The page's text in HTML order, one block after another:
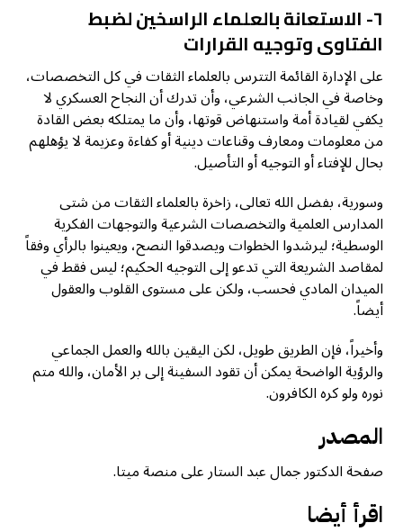
٦- الاستعانة بالعلماء الراسخين لضبط
الفتاوى وتوجيه القرارات
على الإدارة القائمة التترس بالعلماء الثقات في كل التخصصات،
وخاصة في الجانب الشرعي، وأن تدرك أن النجاح العسكري لا
يكفي لقيادة أمة واستنهاض قوتها، وأن ما يمتلكه بعض القادة
من معلومات ومعارف وقناعات دينية أو كفاءة وعزيمة لا يؤهلهم
بحال للإفتاء أو التوجيه أو التأصيل.
وسورية، بفضل الله تعالى، زاخرة بالعلماء الثقات من شتى
المدارس العلمية والتخصصات الشرعية والتوجهات الفكرية
الوسطية؛ ليرشدوا الخطوات ويصدقوا النصح، ويعينوا بالرأي وفقاً
لمقاصد الشريعة التي تدعو إلى التوجيه الحكيم؛ ليس فقط في
الميدان المادي فحسب، ولكن على مستوى القلوب والعقول
أيضاً.
وأخيراً، فإن الطريق طويل، لكن اليقين بالله والعمل الجماعي
والرؤية الواضحة يمكن أن تقود السفينة إلى بر الأمان، والله متم
نوره ولو كره الكافرون.
المصدر
صفحة الدكتور جمال عبد الستار على منصة ميتا.
اقرأ أيضا